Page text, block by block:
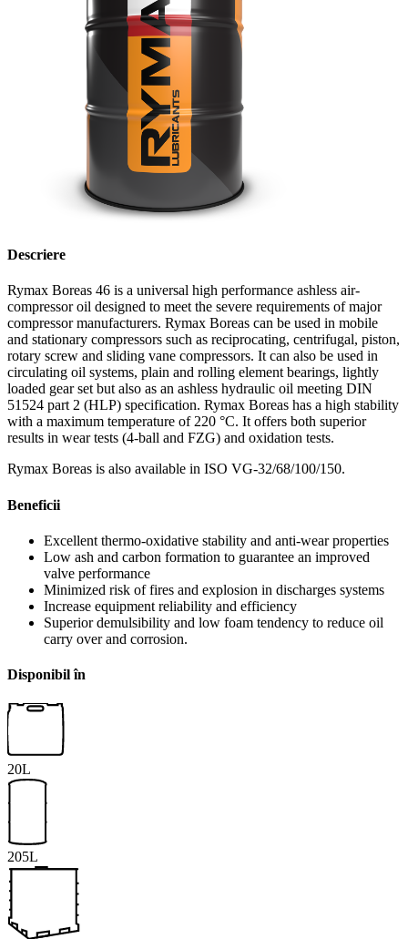
Descriere
Rymax Boreas 46 is a universal high performance ashless air-
compressor oil designed to meet the severe requirements of major
compressor manufacturers. Rymax Boreas can be used in mobile
and stationary compressors such as reciprocating, centrifugal, piston,
rotary screw and sliding vane compressors. It can also be used in
circulating oil systems, plain and rolling element bearings, lightly
loaded gear set but also as an ashless hydraulic oil meeting DIN
51524 part 2 (HLP) specification. Rymax Boreas has a high stability
with a maximum temperature of 220 °C. It offers both superior
results in wear tests (4-ball and FZG) and oxidation tests.
Rymax Boreas is also available in ISO VG-32/68/100/150.
Beneficii
Excellent thermo-oxidative stability and anti-wear properties
Low ash and carbon formation to guarantee an improved
valve performance
Minimized risk of fires and explosion in discharges systems
Increase equipment reliability and efficiency
Superior demulsibility and low foam tendency to reduce oil
carry over and corrosion.
Disponibil în
20L
205L